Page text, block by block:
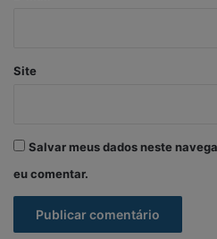
Site
Salvar meus dados neste
eu comentar.